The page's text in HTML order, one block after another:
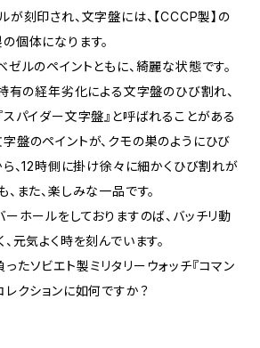
が刻印され、文字盤には、【CCCP製】の
個体になります。
ゼルのペイントともに、綺麗な状態です。
有の経年劣化による文字盤のひび割れ、
スパイダー文字盤』と呼ばれることがある
盤のペイントが、クモの巣のようにひび
、12時側に掛け徐々に細かくひび割れが
また、楽しみな一品です。
ーホールをしておりますのば、バッチリ動
元気よく時を刻んでいます。
たソビエト製ミリタリーウォッチ『コマン
レクションに如何ですか？